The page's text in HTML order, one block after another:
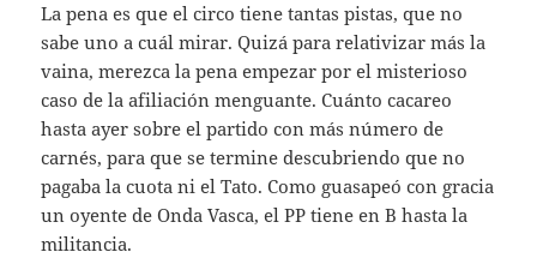
La pena es que el circo tiene tantas pistas, que no
sabe uno a cuál mirar. Quizá para relativizar más la
vaina, merezca la pena empezar por el misterioso
caso de la afiliación menguante. Cuánto cacareo
hasta ayer sobre el partido con más número de
carnés, para que se termine descubriendo que no
pagaba la cuota ni el Tato. Como guasapeó con gracia
un oyente de Onda Vasca, el PP tiene en B hasta la
militancia.